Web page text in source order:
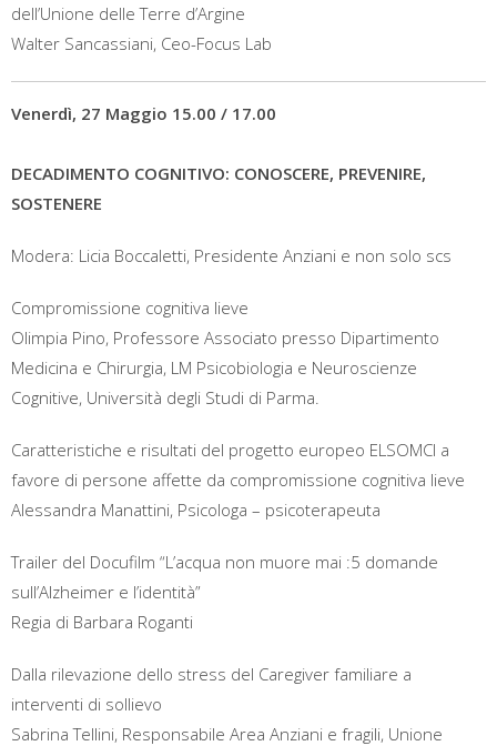
dell’Unione delle Terre d’Argine
Walter Sancassiani, Ceo-Focus Lab
Venerdì, 27 Maggio 15.00 / 17.00
DECADIMENTO COGNITIVO: CONOSCERE, PREVENIRE,
SOSTENERE
Modera: Licia Boccaletti, Presidente Anziani e non solo scs
Compromissione cognitiva lieve
Olimpia Pino, Professore Associato presso Dipartimento
Medicina e Chirurgia, LM Psicobiologia e Neuroscienze
Cognitive, Università degli Studi di Parma.
Caratteristiche e risultati del progetto europeo ELSOMCI a
favore di persone affette da compromissione cognitiva lieve
Alessandra Manattini, Psicologa – psicoterapeuta
Trailer del Docufilm “L’acqua non muore mai :5 domande
sull’Alzheimer e l’identità”
Regia di Barbara Roganti
Dalla rilevazione dello stress del Caregiver familiare a
interventi di sollievo
Sabrina Tellini, Responsabile Area Anziani e fragili, Unione